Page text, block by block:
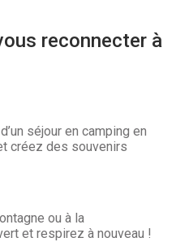
reconnecter à
séjour en camping en
créez des souvenirs
ou à la
et respirez à nouveau !